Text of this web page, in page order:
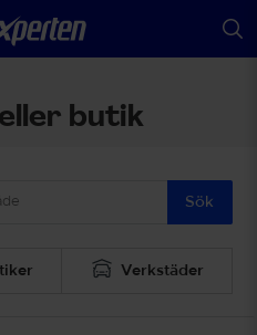
butik
Sök
Verkstäder